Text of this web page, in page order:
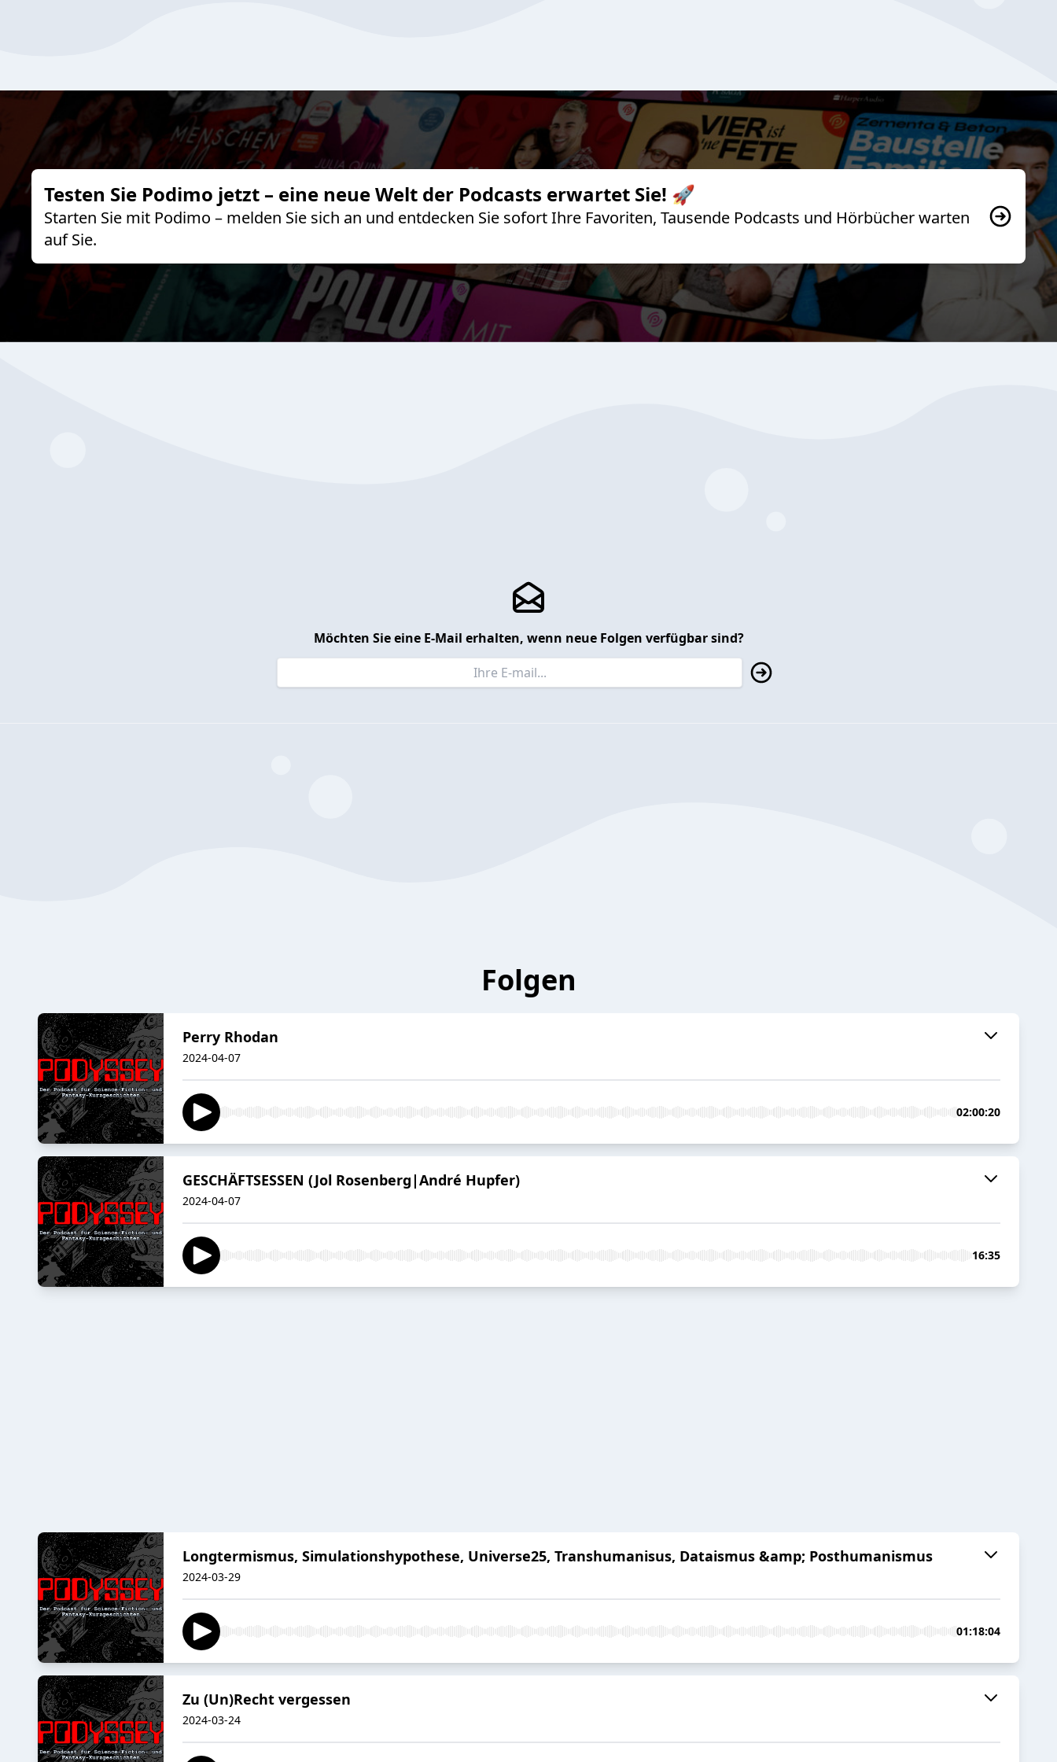
Testen Sie Podimo jetzt – eine neue Welt der Podcasts erwartet Sie! 🚀
Starten Sie mit Podimo – melden Sie sich an und entdecken Sie sofort Ihre Favoriten, Tausende Podcasts und Hörbücher warten
auf Sie.
Möchten Sie eine E-Mail erhalten, wenn neue Folgen verfügbar sind?
Folgen
Perry Rhodan
2024-04-07
02:00:20
GESCHÄFTSESSEN (Jol Rosenberg|André Hupfer)
2024-04-07
16:35
Longtermismus, Simulationshypothese, Universe25, Transhumanisus, Dataismus &amp; Posthumanismus
2024-03-29
01:18:04
Zu (Un)Recht vergessen
2024-03-24